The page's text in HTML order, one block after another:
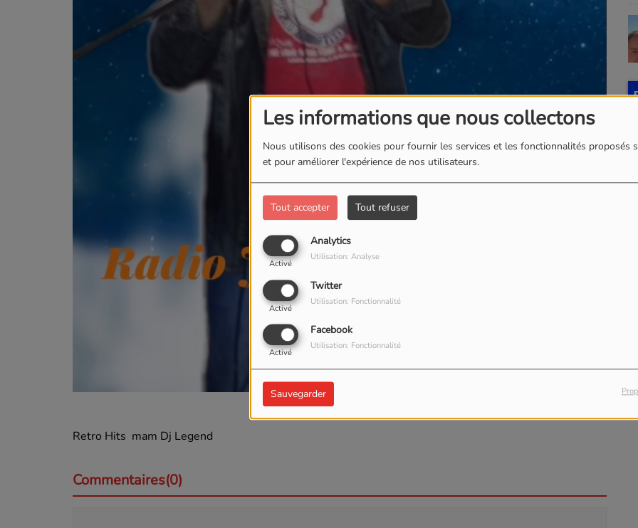
Les informations que nous collectons
Nous utilisons des cookies pour fournir les services et les fonctionnalités proposés
et pour améliorer l'expérience de nos utilisateurs.
Tout accepter Tout refuser
Analytics
Activé
Utilisation: Analyse
Twitter
Activé
Utilisation: Fonctionnalité
Facebook
Activé
Utilisation: Fonctionnalité
Sauvegarder
Retro Hits mam Dj Legend
Commentaires(0)